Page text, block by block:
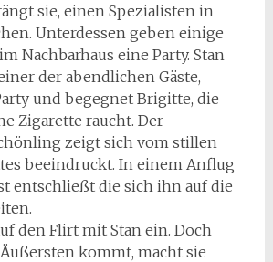
sie, einen Spezialisten in
Unterdessen geben einige
Nachbarhaus eine Party. Stan
der abendlichen Gäste,
und begegnet Brigitte, die
Zigarette raucht. Der
zeigt sich vom stillen
beeindruckt. In einem Anflug
entschließt die sich ihn auf die
den Flirt mit Stan ein. Doch
kommt, macht sie